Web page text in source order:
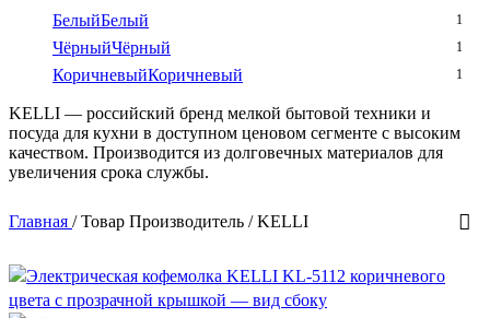
БелыйБелый 1
ЧёрныйЧёрный 1
КоричневыйКоричневый 1
KELLI — российский бренд мелкой бытовой техники и
посуда для кухни в доступном ценовом сегменте с высоким
качеством. Производится из долговечных материалов для
увеличения срока службы.
Главная / Товар Производитель / KELLI